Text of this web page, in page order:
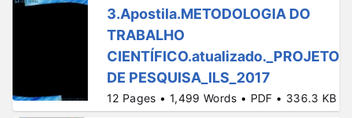
3.Apostila.METODOLOGIA DO
TRABALHO
CIENTÍFICO.atualizado._PROJETO
DE PESQUISA_ILS_2017
12 Pages • 1,499 Words • PDF • 336.3 KB